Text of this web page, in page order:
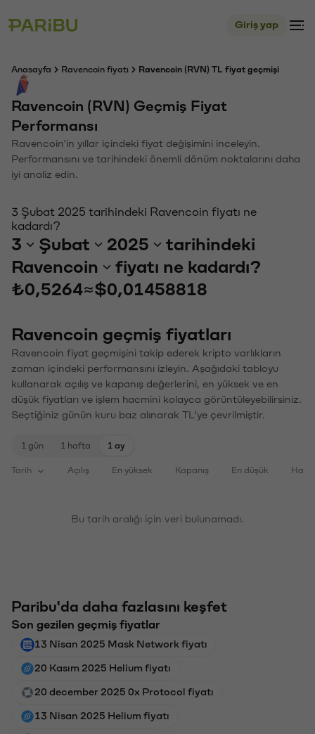
Giriş yap
Anasayfa Ravencoin fiyatı Ravencoin (RVN) TL fiyat geçmişi
Ravencoin (RVN) Geçmiş Fiyat
Performansı
Ravencoin'in yıllar içindeki fiyat değişimini inceleyin.
Performansını ve tarihindeki önemli dönüm noktalarını daha
iyi analiz edin.
3 Şubat 2025 tarihindeki Ravencoin fiyatı ne
kadardı?
3 Şubat 2025
tarihindeki
Ravencoin
fiyatı ne kadardı?
₺0,5264≈$0,01458818
Ravencoin geçmiş fiyatları
Ravencoin fiyat geçmişini takip ederek kripto varlıkların
zaman içindeki performansını izleyin. Aşağıdaki tabloyu
kullanarak açılış ve kapanış değerlerini, en yüksek ve en
düşük fiyatları ve işlem hacmini kolayca görüntüleyebilirsiniz.
Seçtiğiniz günün kuru baz alınarak TL'ye çevrilmiştir.
1 gün 1 hafta 1 ay
Tarih Açılış En yüksek Kapanış En düşük
Bu tarih aralığı için veri bulunamadı.
Paribu'da daha fazlasını keşfet
Son gezilen geçmiş fiyatlar
13 Nisan 2025 Mask Network fiyatı
20 Kasım 2025 Helium fiyatı
20 december 2025 0x Protocol fiyatı
13 Nisan 2025 Helium fiyatı